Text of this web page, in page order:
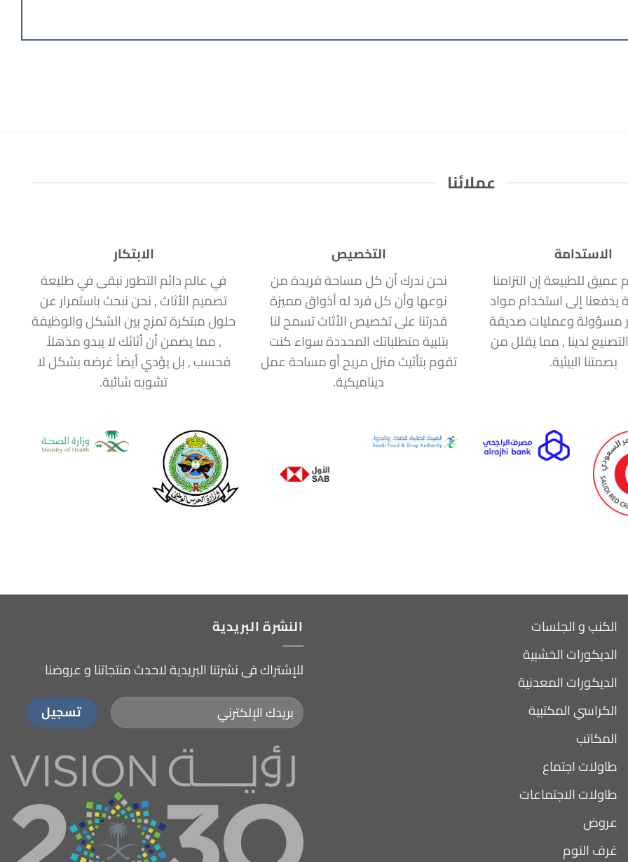
عملائنا
الاستدامة
عميق للطبيعة إن التزامنا
يدفعنا إلى استخدام مواد
مسؤولة وعمليات صديقة
لدينا , مما يقلل من
بصمتنا البيئية.
التخصيص
نحن ندرك أن كل مساحة فريدة من
نوعها وأن كل فرد له أذواق مميزة
قدرتنا على تخصيص الأثاث تسمح لنا
بتلبية متطلباتك المحددة سواء كنت
تقوم بتأثيث منزل مريح أو مساحة عمل
ديناميكية.
الابتكار
في عالم دائم التطور نبقى في طليعة
تصميم الأثاث , نحن نبحث باستمرار عن
حلول مبتكرة تمزج بين الشكل والوظيفة
, مما يضمن أن أثاثك لا يبدو مذهلاُ
فحسب , بل يؤدي أيضاً غرضه بشكل لا
تشوبه شائبة.
الكنب و الجلسات
الديكورات الخشبية
الديكورات المعدنية
الكراسي المكتبية
المكاتب
طاولات اجتماع
طاولات الاجتماعات
عروض
غرف النوم
النشرة البريدية
للإشتراك فى نشرتنا البريدية لاحدث منتجاتنا و عروضنا